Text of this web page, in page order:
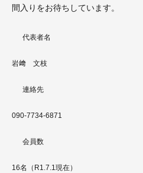
間入りをお待ちしています。
代表者名
岩﨑 文枝
連絡先
090-7734-6871
会員数
16名（R1.7.1現在）